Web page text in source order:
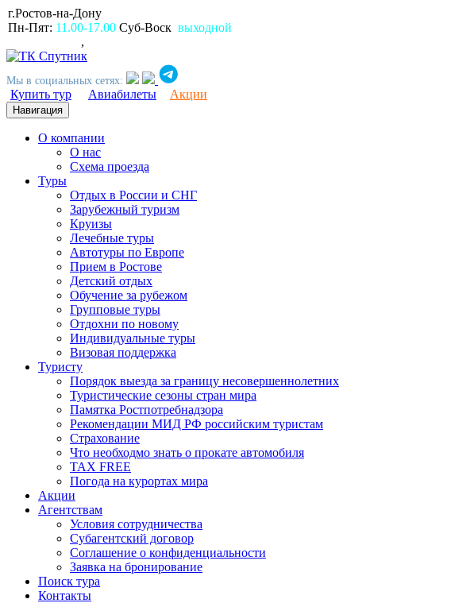
г.Ростов-на-Дону
Пн-Пят: 11.00-17.00 Суб-Воск выходной
,
Мы в социальных сетях:
Купить тур Авиабилеты Акции
Навигация
О компании
О нас
Схема проезда
Туры
Отдых в России и СНГ
Зарубежный туризм
Круизы
Лечебные туры
Автотуры по Европе
Прием в Ростове
Детский отдых
Обучение за рубежом
Групповые туры
Отдохни по новому
Индивидуальные туры
Визовая поддержка
Туристу
Порядок выезда за границу несовершеннолетних
Туристические сезоны стран мира
Памятка Ростпотребнадзора
Рекомендации МИД РФ российским туристам
Страхование
Что необходмо знать о прокате автомобиля
TAX FREE
Погода на курортах мира
Акции
Агентствам
Условия сотрудничества
Субагентский договор
Соглашение о конфиденциальности
Заявка на бронирование
Поиск тура
Контакты